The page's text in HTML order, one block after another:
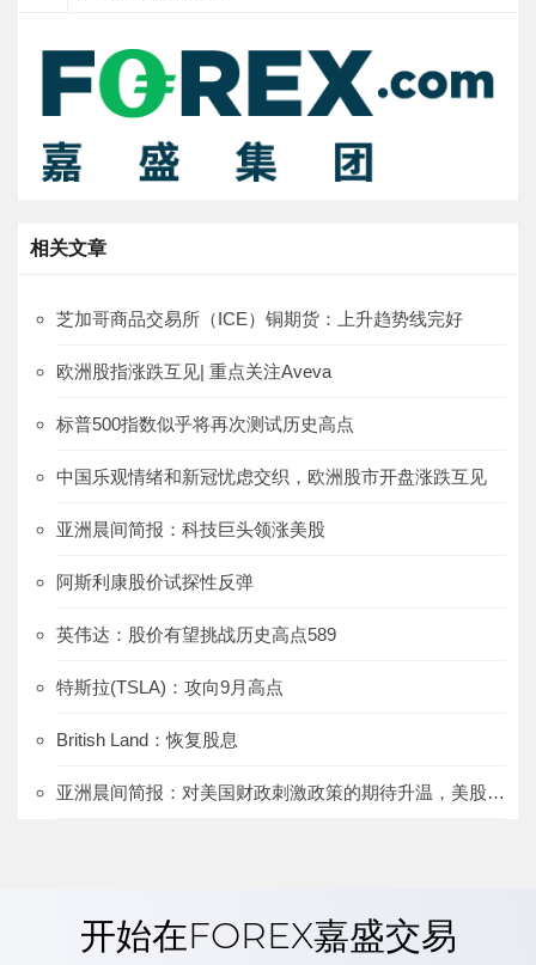
相关文章
芝加哥商品交易所（ICE）铜期货：上升趋势线完好
欧洲股指涨跌互见| 重点关注Aveva
标普500指数似乎将再次测试历史高点
中国乐观情绪和新冠忧虑交织，欧洲股市开盘涨跌互见
亚洲晨间简报：科技巨头领涨美股
阿斯利康股价试探性反弹
英伟达：股价有望挑战历史高点589
特斯拉(TSLA)：攻向9月高点
British Land：恢复股息
亚洲晨间简报：对美国财政刺激政策的期待升温，美股上涨、美元下跌
开始在FOREX嘉盛交易